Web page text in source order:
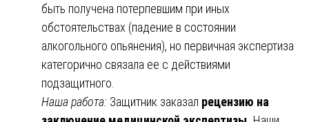
быть получена потерпевшим при иных
обстоятельствах (падение в состоянии
алкогольного опьянения), но первичная экспертиза
категорично связала ее с действиями
подзащитного.
Наша работа: Защитник заказал рецензию на